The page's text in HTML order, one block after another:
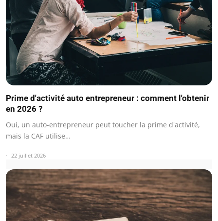
Prime d'activité auto entrepreneur : comment l'obtenir
en 2026 ?
Oui, un auto-entrepreneur peut toucher la prime d'activité,
mais la CAF utilise…
22 juillet 2026